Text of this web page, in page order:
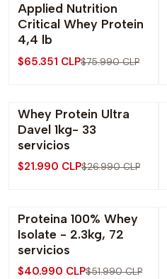
-14% OFF
Applied Nutrition
Critical Whey Protein
4,4 lb
$65.351 CLP$75.990 CLP
-19% OFF
Whey Protein Ultra
Davel 1kg- 33
servicios
$21.990 CLP$26.990 CLP
-21% OFF
Nuevo
Proteina 100% Whey
Isolate - 2.3kg, 72
servicios
$40.990 CLP$51.990 CLP